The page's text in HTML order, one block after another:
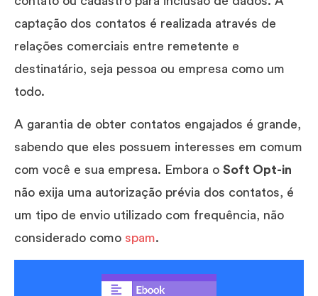
captação dos contatos é realizada através de
relações comerciais entre remetente e
destinatário, seja pessoa ou empresa como um
todo.
A garantia de obter contatos engajados é grande,
sabendo que eles possuem interesses em comum
com você e sua empresa. Embora o Soft Opt-in
não exija uma autorização prévia dos contatos, é
um tipo de envio utilizado com frequência, não
considerado como spam.